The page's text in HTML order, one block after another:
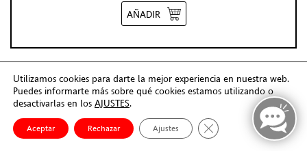
AÑADIR
Utilizamos cookies para darte la mejor experiencia en nuestra web.
Puedes informarte más sobre qué cookies estamos utilizando o
desactivarlas en los AJUSTES.
Aceptar Rechazar Ajustes Cerrar el banner de